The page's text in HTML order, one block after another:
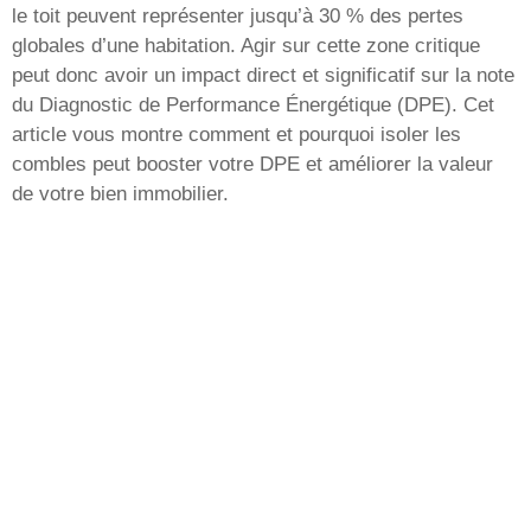
le toit peuvent représenter jusqu’à 30 % des pertes
globales d’une habitation. Agir sur cette zone critique
peut donc avoir un impact direct et significatif sur la note
du Diagnostic de Performance Énergétique (DPE). Cet
article vous montre comment et pourquoi isoler les
combles peut booster votre DPE et améliorer la valeur
de votre bien immobilier.